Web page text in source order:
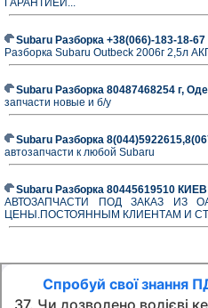
ГАРАНТИЕЙ...
Subaru Разборка +38(066)-183-18-67
Разборка Subaru Outbeck 2006г 2,5л
Subaru Разборка 80487468254 г,
запчасти новые и б/у
Subaru Разборка
автозапчасти к любой Subaru
Subaru Разборка 80445619510 КИЕВ
АВТОЗАПЧАСТИ ПОД ЗАКАЗ ИЗ
ЦЕНЫ.ПОСТОЯННЫМ КЛИЕНТАМ И